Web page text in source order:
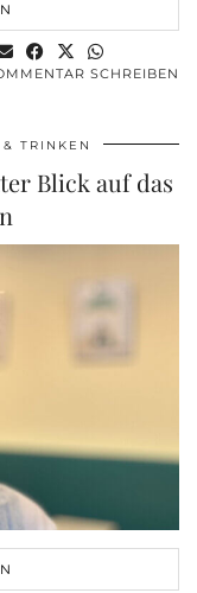
SCHREIBEN
& TRINKEN
Blick auf das